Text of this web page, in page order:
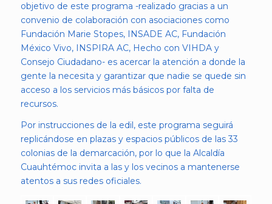
objetivo de este programa -realizado gracias a un
convenio de colaboración con asociaciones como
Fundación Marie Stopes, INSADE AC, Fundación
México Vivo, INSPIRA AC, Hecho con VIHDA y
Consejo Ciudadano- es acercar la atención a donde la
gente la necesita y garantizar que nadie se quede sin
acceso a los servicios más básicos por falta de
recursos.
Por instrucciones de la edil, este programa seguirá
replicándose en plazas y espacios públicos de las 33
colonias de la demarcación, por lo que la Alcaldía
Cuauhtémoc invita a las y los vecinos a mantenerse
atentos a sus redes oficiales.